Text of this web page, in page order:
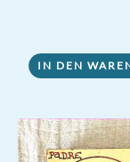
IN DEN